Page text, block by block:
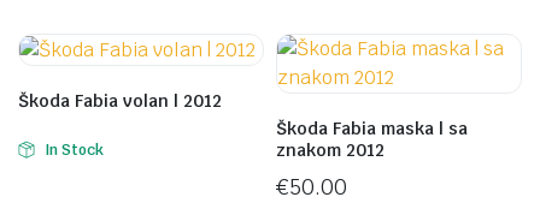
Škoda Fabia volan | 2012
In Stock
Škoda Fabia maska | sa
znakom 2012
€50.00